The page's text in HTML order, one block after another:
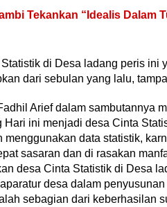
Tekankan “Idealis Dalam
di Desa ladang peris
dari sebulan yang lalu,
Arief dalam sambutannya
ini menjadi desa Cinta
menggunakan data statistik,
sasaran dan di rasakan
desa Cinta Statistik di Desa
desa dalam
sebagian dari keberhasilan